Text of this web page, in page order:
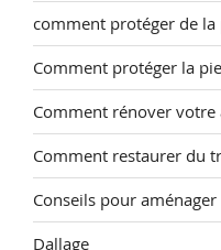
comment protéger de
Comment protéger la
Comment rénover votre
Comment restaurer du
Conseils pour
Dallage